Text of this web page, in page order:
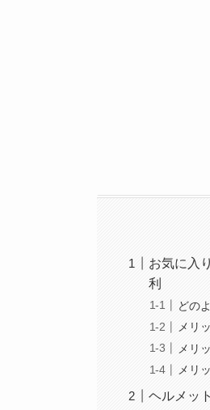
お気に入
利
どの
メリ
メリ
メリ
ヘルメッ